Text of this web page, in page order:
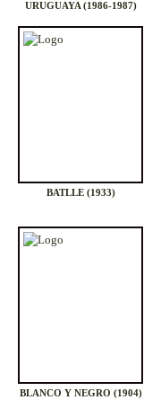
URUGUAYA (1986-1987)
BATLLE (1933)
BLANCO Y NEGRO (1904)